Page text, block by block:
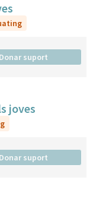
Donar suport
joves
Donar suport